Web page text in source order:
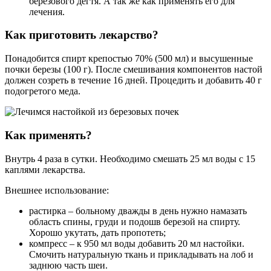
лечения.
Как приготовить лекарство?
Понадобится спирт крепостью 70% (500 мл) и высушенные
почки березы (100 г). После смешивания компонентов настой
должен созреть в течение 16 дней. Процедить и добавить 40 г
подогретого меда.
Как применять?
Внутрь 4 раза в сутки. Необходимо смешать 25 мл воды с 15
каплями лекарства.
Внешнее использование:
растирка – больному дважды в день нужно намазать
область спины, груди и подошв березой на спирту.
Хорошо укутать, дать пропотеть;
компресс – к 950 мл воды добавить 20 мл настойки.
Смочить натуральную ткань и прикладывать на лоб и
заднюю часть шеи.